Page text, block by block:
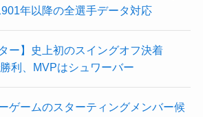
年以降の全選手データ対応
ー】史上初のスイングオフ決着
利、MVPはシュワーバー
ゲームのスターティングメンバー候